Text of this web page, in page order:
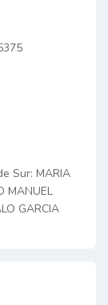
Sur: MARIA
MANUEL
GARCIA